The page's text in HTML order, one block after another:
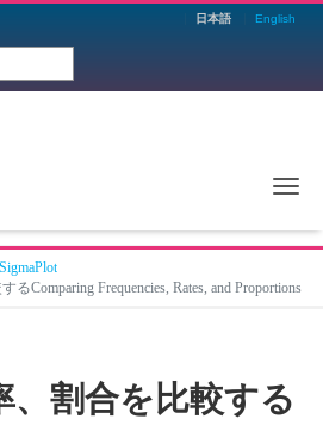
日本語 English
SigmaPlot
Comparing Frequencies, Rates, and Proportions
、割合を比較する